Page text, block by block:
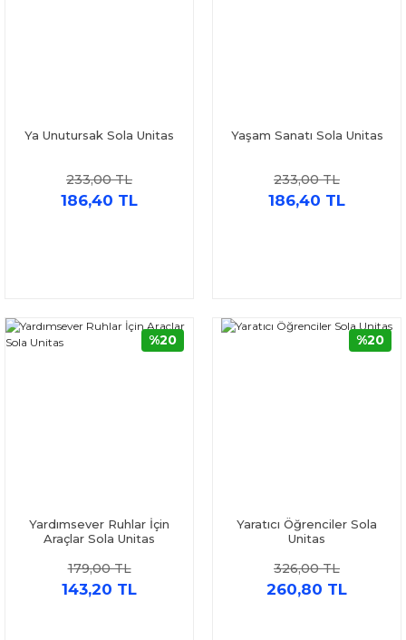
Ya Unutursak Sola Unitas
233,00 TL
186,40 TL
Yaşam Sanatı Sola Unitas
233,00 TL
186,40 TL
Yardımsever Ruhlar İçin
Araçlar Sola Unitas
179,00 TL
143,20 TL
%20
Yaratıcı Öğrenciler Sola
Unitas
326,00 TL
260,80 TL
%20